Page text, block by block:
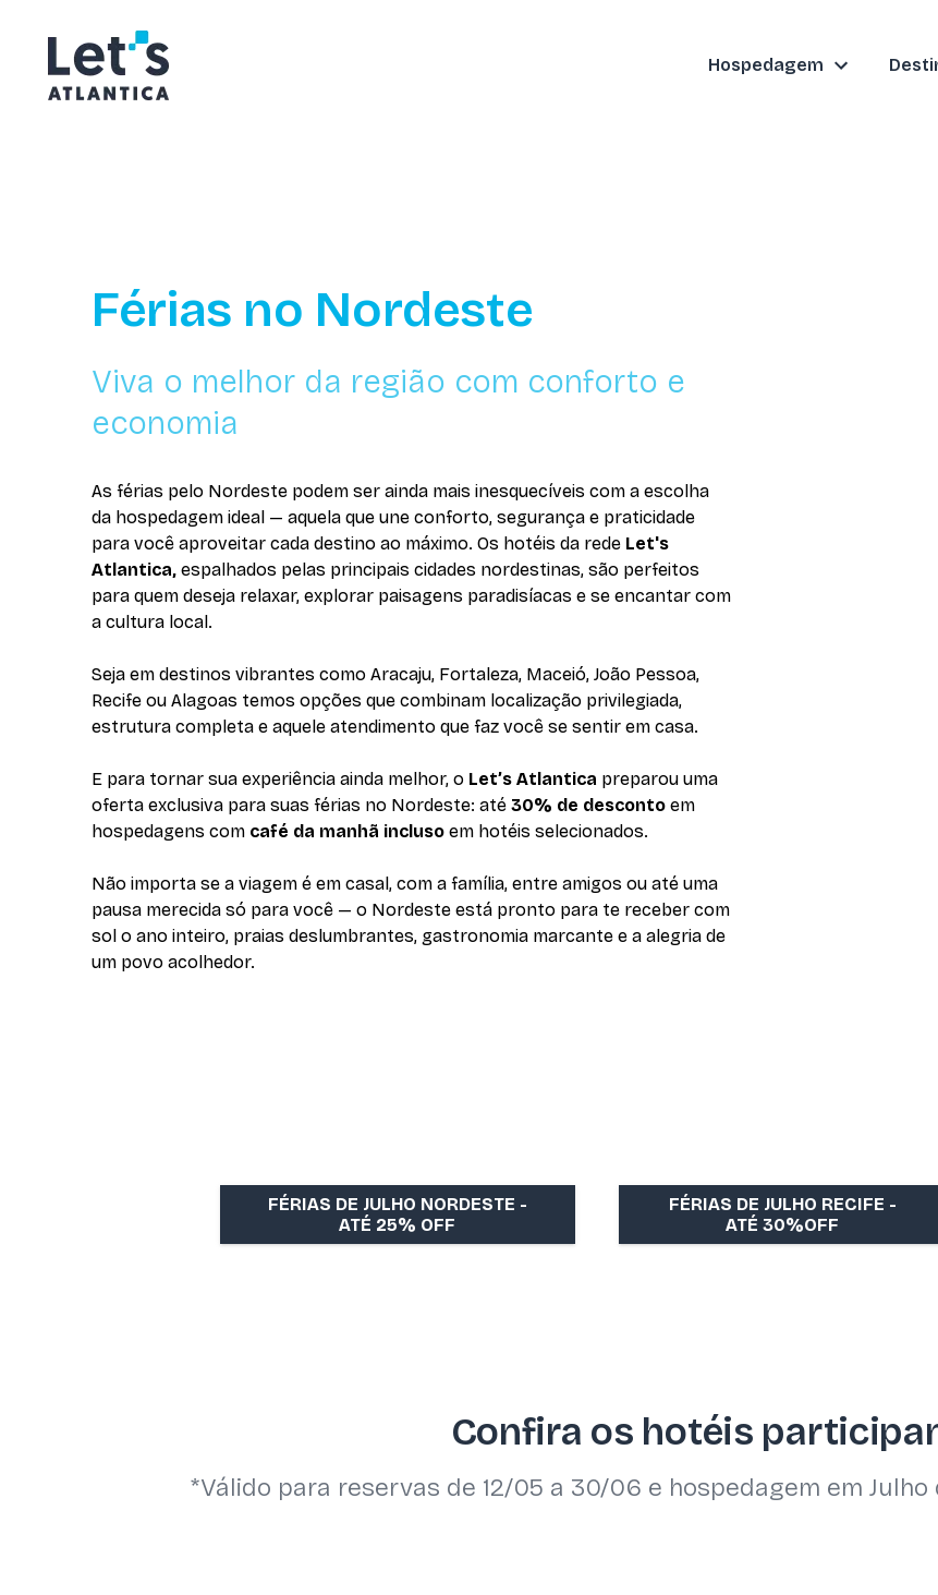
Hospedagem
Férias no Nordeste
Viva o melhor da região com conforto e
economia
As férias pelo Nordeste podem ser ainda mais inesquecíveis com a escolha
da hospedagem ideal — aquela que une conforto, segurança e praticidade
para você aproveitar cada destino ao máximo. Os hotéis da rede Let's
Atlantica, espalhados pelas principais cidades nordestinas, são perfeitos
para quem deseja relaxar, explorar paisagens paradisíacas e se encantar com
a cultura local.
Seja em destinos vibrantes como Aracaju, Fortaleza, Maceió, João Pessoa,
Recife ou Alagoas temos opções que combinam localização privilegiada,
estrutura completa e aquele atendimento que faz você se sentir em casa.
E para tornar sua experiência ainda melhor, o Let’s Atlantica preparou uma
oferta exclusiva para suas férias no Nordeste: até 30% de desconto em
hospedagens com café da manhã incluso em hotéis selecionados.
Não importa se a viagem é em casal, com a família, entre amigos ou até uma
pausa merecida só para você — o Nordeste está pronto para te receber com
sol o ano inteiro, praias deslumbrantes, gastronomia marcante e a alegria de
um povo acolhedor.
FÉRIAS DE JULHO NORDESTE -
ATÉ 25% OFF
FÉRIAS DE JULHO RECIFE -
ATÉ 30%OFF
Confira os hotéis
*Válido para reservas de 12/05 a 30/06 e hospedagem em